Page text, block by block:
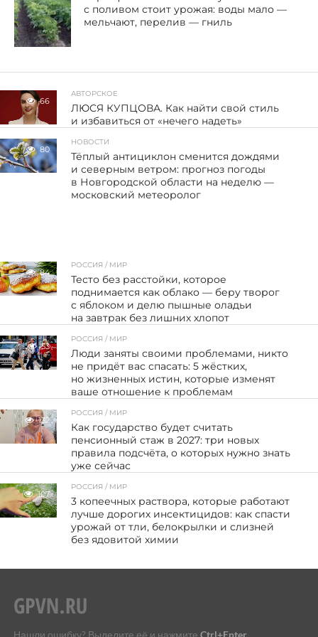
с поливом стоит урожая: воды мало —
мельчают, перелив — гниль
66
АВТОРСКОЕ
ЛЮСЯ КУПЦОВА. Как найти свой стиль
и избавиться от «нечего надеть»
80
НОВОСТИ
Тёплый антициклон сменится дождями
и северным ветром: прогноз погоды
в Новгородской области на неделю —
московский метеоролог
84
РОССИЯ / МИР
Тесто без расстойки, которое
поднимается как облако — беру творог
с яблоком и делю пышные оладьи
на завтрак без лишних хлопот
53
РОССИЯ / МИР
Люди заняты своими проблемами, никто
не придёт вас спасать: 5 жёстких,
но жизненных истин, которые изменят
ваше отношение к проблемам
132
РОССИЯ / МИР
Как государство будет считать
пенсионный стаж в 2027: три новых
правила подсчёта, о которых нужно знать
уже сейчас
107
РОССИЯ / МИР
3 копеечных раствора, которые работают
лучше дорогих инсектицидов: как спасти
урожай от тли, белокрылки и слизней
без ядовитой химии
Нашли ошибку? Выделите её и нажмите Ctrl+Enter.